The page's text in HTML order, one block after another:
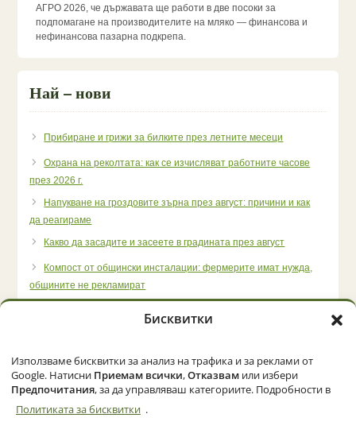
Бисквитки
Използваме бисквитки за анализ на трафика и за реклами от
Google. Натисни Приемам всички,Отказвам или избери
Предпочитания, за да управляваш категориите. Подробности в
Политиката за бисквитки .
АГРО 2026, че държавата ще работи в две посоки за
подпомагане на производителите на мляко — финансова и
нефинансова пазарна подкрепа.
Най – нови
Прибиране и грижи за билките през летните месеци
Охрана на реколтата: как се изчисляват работните часове
през 2026 г.
Напукване на гроздовите зърна през август: причини и как
да реагираме
Какво да засадите и засеете в градината през август
Компост от общински инсталации: фермерите имат нужда,
общините не рекламират
НачалоКатегорииПолитика за бисквитки (ЕС)